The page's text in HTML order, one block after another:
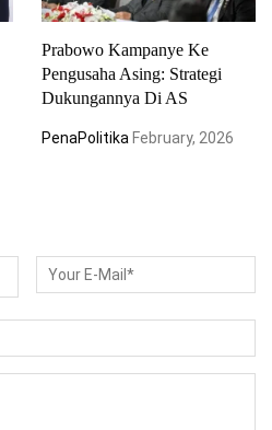
Prabowo Kampanye Ke
Pengusaha Asing: Strategi
Dukungannya Di AS
PenaPolitika February, 2026